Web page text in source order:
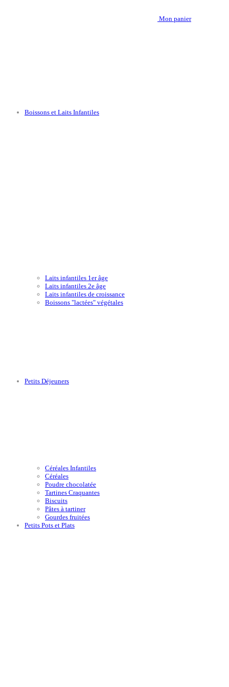
Mon panier
Boissons et Laits Infantiles
Laits infantiles 1er âge
Laits infantiles 2e âge
Laits infantiles de croissance
Boissons "lactées" végétales
Petits Déjeuners
Céréales Infantiles
Céréales
Poudre chocolatée
Tartines Craquantes
Biscuits
Pâtes à tartiner
Gourdes fruitées
Petits Pots et Plats